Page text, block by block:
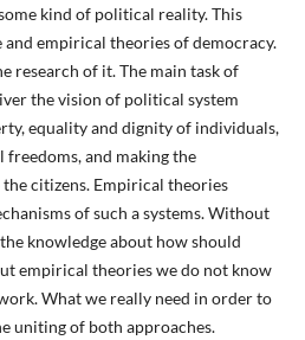
kind of political reality. This
empirical theories of democracy.
research of it. The main task of
the vision of political system
equality and dignity of individuals,
and making the
citizens. Empirical theories
of such a systems. Without
knowledge about how should
empirical theories we do not know
What we really need in order to
uniting of both approaches.